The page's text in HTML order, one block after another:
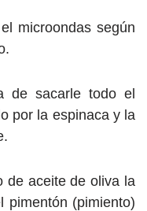
microondas según
de sacarle todo el
por la espinaca y la
de aceite de oliva la
pimentón (pimiento)